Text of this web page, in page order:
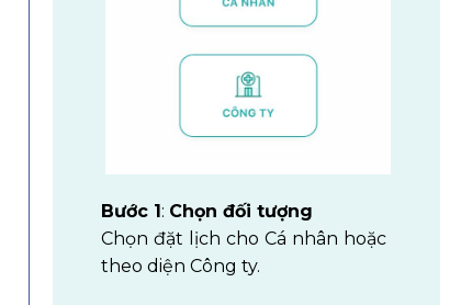
Bước 1: Chọn đối tượng
Chọn đặt lịch cho Cá nhân hoặc
theo diện Công ty.